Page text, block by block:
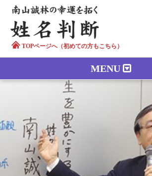
TOPページへ（初めての方もこちら）
MENU
正しい字画
南山誠林について
漢字の語源